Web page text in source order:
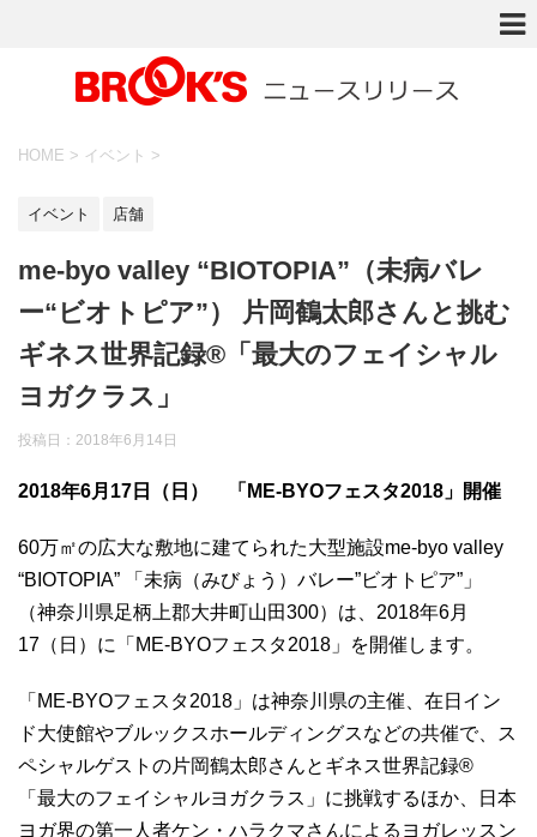
HOME > イベント >
イベント 店舗
me-byo valley “BIOTOPIA”（未病バレ
ー“ビオトピア”） 片岡鶴太郎さんと挑む
ギネス世界記録®「最大のフェイシャル
ヨガクラス」
投稿日： 2018年6月14日
2018年6月17日（日） 「ME-BYOフェスタ2018」開催
60万㎡の広大な敷地に建てられた大型施設me-byo valley
“BIOTOPIA” 「未病（みびょう）バレー”ビオトピア”」
（神奈川県足柄上郡大井町山田300）は、2018年6月
17（日）に「ME-BYOフェスタ2018」を開催します。
「ME-BYOフェスタ2018」は神奈川県の主催、在日イン
ド大使館やブルックスホールディングスなどの共催で、ス
ペシャルゲストの片岡鶴太郎さんとギネス世界記録®
「最大のフェイシャルヨガクラス」に挑戦するほか、日本
ヨガ界の第一人者ケン・ハラクマさんによるヨガレッスン